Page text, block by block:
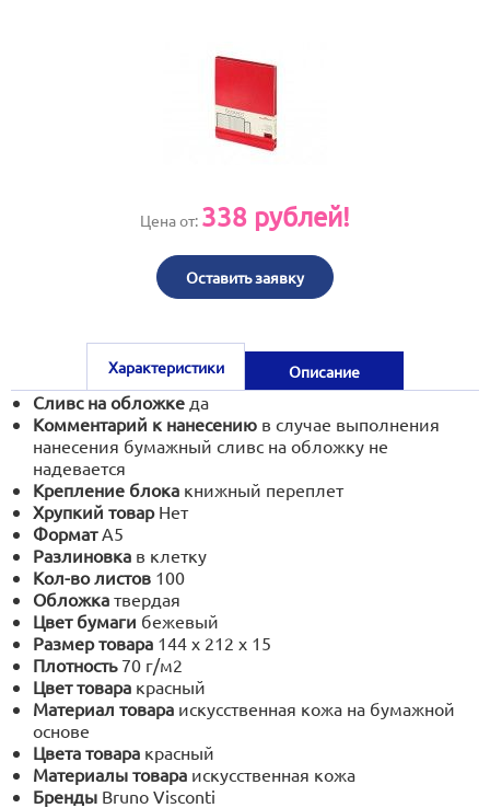
пн-пт 8:30 17:00
Цена от: 338 рублей!
Оставить заявку
Характеристики Описание
Сливс на обложке да
Комментарий к нанесению в случае выполнения
нанесения бумажный сливс на обложку не
надевается
Крепление блока книжный переплет
Хрупкий товар Нет
Формат А5
Разлиновка в клетку
Кол-во листов 100
Обложка твердая
Цвет бумаги бежевый
Размер товара 144 х 212 х 15
Плотность 70 г/м2
Цвет товара красный
Материал товара искусственная кожа на бумажной
основе
Цвета товара красный
Материалы товара искусственная кожа
Бренды Bruno Visconti